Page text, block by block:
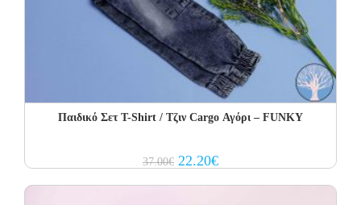
Παιδικό Σετ Τ-Shirt / Τζιν Cargo Αγόρι – FUNKY
37.00€ Original
price
22.20€Current
price